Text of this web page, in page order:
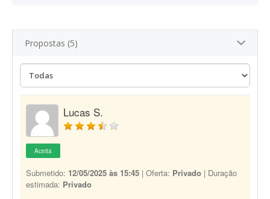
Propostas (5)
Lucas S.
Aceita
Submetido: 12/05/2025 às 15:45 | Oferta: Privado | Duração
estimada: Privado